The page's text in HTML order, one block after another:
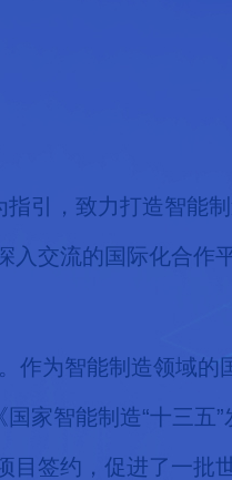
引，致力打造智能
入交流的国际化合作
作为智能制造领域的
家智能制造“十三五
签约，促进了一批